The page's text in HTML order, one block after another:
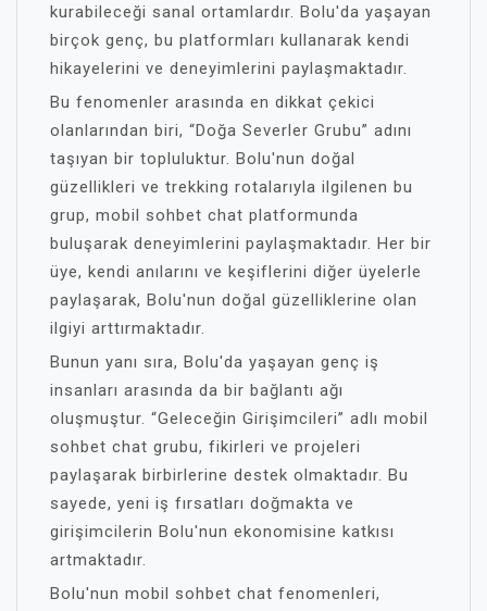
kurabileceği sanal ortamlardır. Bolu'da yaşayan
birçok genç, bu platformları kullanarak kendi
hikayelerini ve deneyimlerini paylaşmaktadır.
Bu fenomenler arasında en dikkat çekici
olanlarından biri, “Doğa Severler Grubu” adını
taşıyan bir topluluktur. Bolu'nun doğal
güzellikleri ve trekking rotalarıyla ilgilenen bu
grup, mobil sohbet chat platformunda
buluşarak deneyimlerini paylaşmaktadır. Her bir
üye, kendi anılarını ve keşiflerini diğer üyelerle
paylaşarak, Bolu'nun doğal güzelliklerine olan
ilgiyi arttırmaktadır.
Bunun yanı sıra, Bolu'da yaşayan genç iş
insanları arasında da bir bağlantı ağı
oluşmuştur. “Geleceğin Girişimcileri” adlı mobil
sohbet chat grubu, fikirleri ve projeleri
paylaşarak birbirlerine destek olmaktadır. Bu
sayede, yeni iş fırsatları doğmakta ve
girişimcilerin Bolu'nun ekonomisine katkısı
artmaktadır.
Bolu'nun mobil sohbet chat fenomenleri,